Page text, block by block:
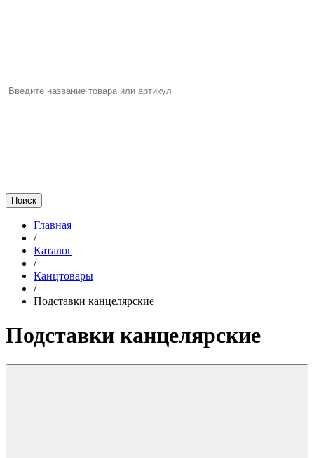
Главная
/
Каталог
/
Канцтовары
/
Подставки канцелярские
Подставки канцелярские